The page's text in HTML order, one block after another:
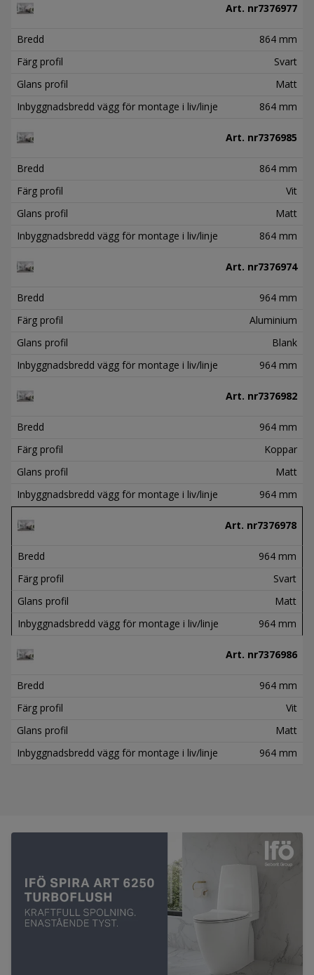
Art. nr7376977
Bredd
864 mm
Färg profil
Svart
Glans profil
Matt
Inbyggnadsbredd vägg för montage i liv/linje
864 mm
Art. nr7376985
Bredd
864 mm
Färg profil
Vit
Glans profil
Matt
Inbyggnadsbredd vägg för montage i liv/linje
864 mm
Art. nr7376974
Bredd
964 mm
Färg profil
Aluminium
Glans profil
Blank
Inbyggnadsbredd vägg för montage i liv/linje
964 mm
Art. nr7376982
Bredd
964 mm
Färg profil
Koppar
Glans profil
Matt
Inbyggnadsbredd vägg för montage i liv/linje
964 mm
Art. nr7376978
Bredd
964 mm
Färg profil
Svart
Glans profil
Matt
Inbyggnadsbredd vägg för montage i liv/linje
964 mm
Art. nr7376986
Bredd
964 mm
Färg profil
Vit
Glans profil
Matt
Inbyggnadsbredd vägg för montage i liv/linje
964 mm